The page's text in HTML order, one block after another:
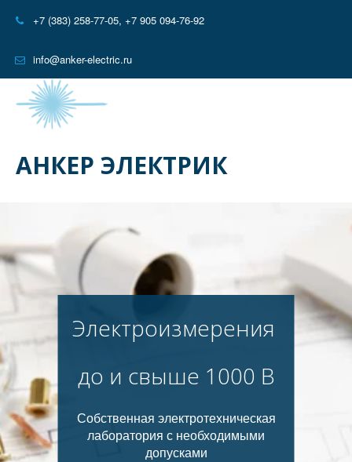
+7 (383) 258-77-05, +7 905 094-76-92
info@anker-electric.ru
АНКЕР ЭЛЕКТРИК
Электроизмерения
до и свыше 1000 В
Собственная электротехническая
лаборатория с необходимыми
допусками